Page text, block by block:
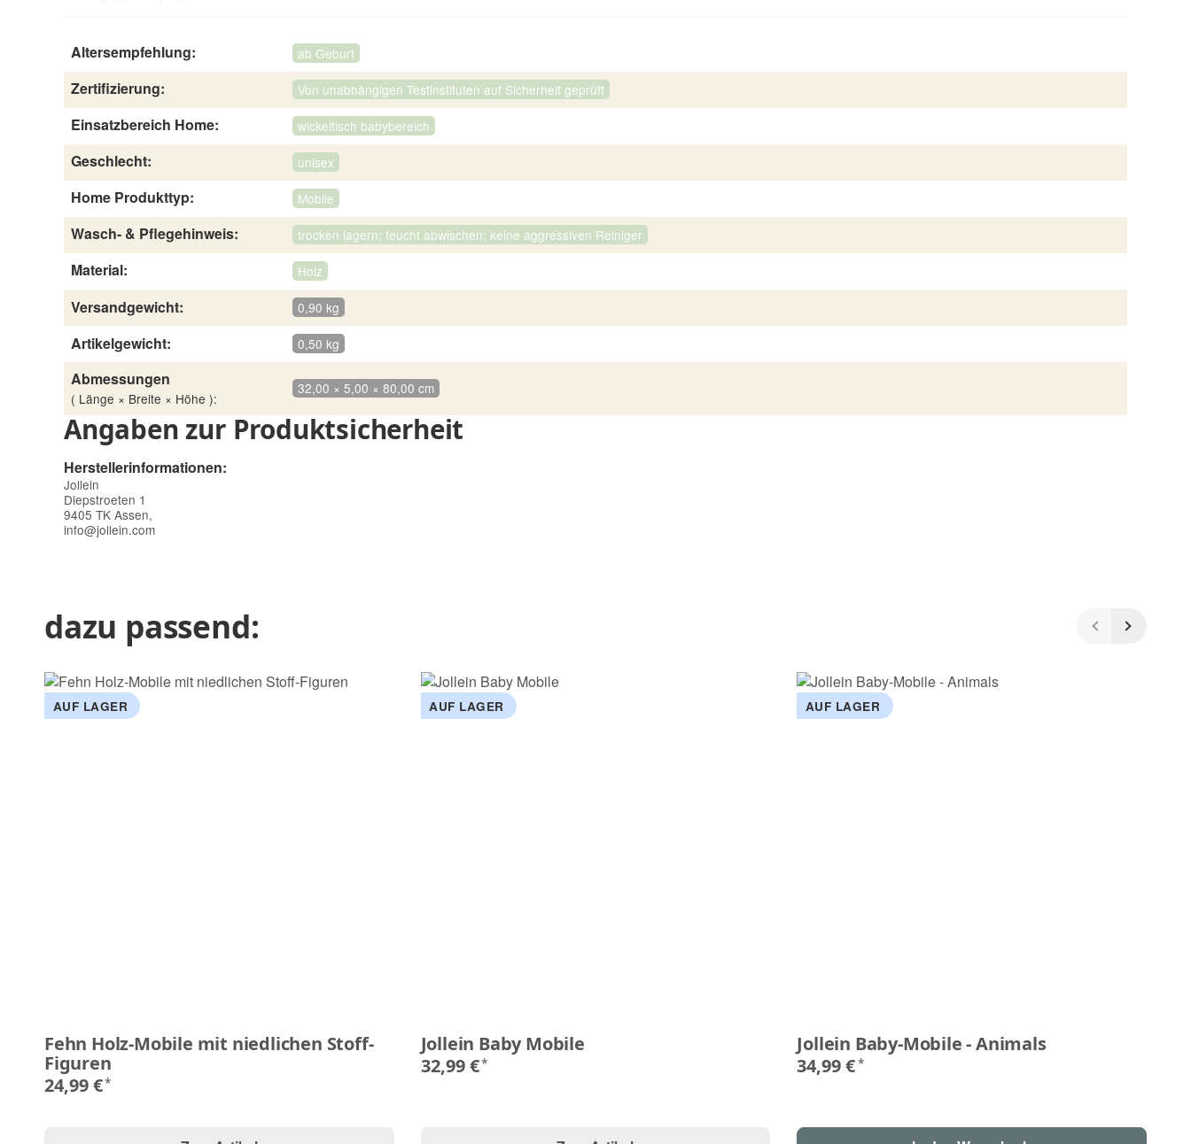
Altersempfehlung: ab Geburt
Zertifizierung: Von unabhängigen Testinstituten auf Sicherheit geprüft
Einsatzbereich Home: wickeltisch babybereich
Geschlecht: unisex
Home Produkttyp: Mobile
Wasch- & Pflegehinweis: trocken lagern; feucht abwischen; keine aggressiven Reiniger
Material: Holz
Versandgewicht: 0,90 kg
Artikelgewicht: 0,50 kg
Abmessungen
( Länge × Breite × Höhe ):
32,00 × 5,00 × 80,00 cm
Angaben zur Produktsicherheit
Herstellerinformationen:
Jollein
Diepstroeten 1
9405 TK Assen,
info@jollein.com
dazu passend:
AUF LAGER
Fehn Holz-Mobile mit niedlichen Stoff-
Figuren
24,99 €*
AUF LAGER
Jollein Baby Mobile
32,99 €*
AUF LAGER
Jollein Baby-Mobile - Animals
34,99 €*